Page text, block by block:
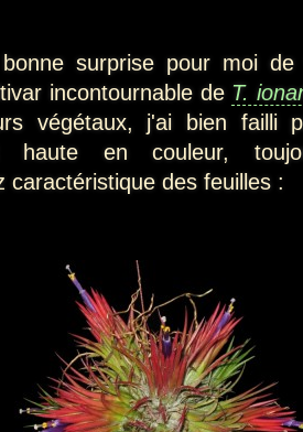
pour moi de
incontournable de T.
végétaux, j'ai bien failli
haute en couleur,
caractéristique des feuilles :